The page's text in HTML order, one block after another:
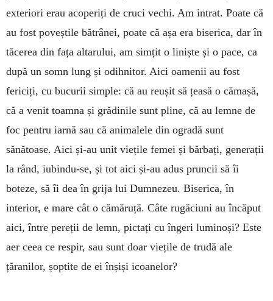
exteriori erau acoperiți de cruci vechi. Am intrat. Poate că
au fost poveștile bătrânei, poate că așa era biserica, dar în
tăcerea din fața altarului, am simțit o liniște și o pace, ca
după un somn lung și odihnitor. Aici oamenii au fost
fericiți, cu bucurii simple: că au reușit să țeasă o cămașă,
că a venit toamna și grădinile sunt pline, că au lemne de
foc pentru iarnă sau că animalele din ogradă sunt
sănătoase. Aici și-au unit viețile femei și bărbați, generații
la rând, iubindu-se, și tot aici și-au adus pruncii să îi
boteze, să îi dea în grija lui Dumnezeu. Biserica, în
interior, e mare cât o cămăruță. Câte rugăciuni au încăput
aici, între pereții de lemn, pictați cu îngeri luminoși? Este
aer ceea ce respir, sau sunt doar viețile de trudă ale
țăranilor, șoptite de ei înșiși icoanelor?